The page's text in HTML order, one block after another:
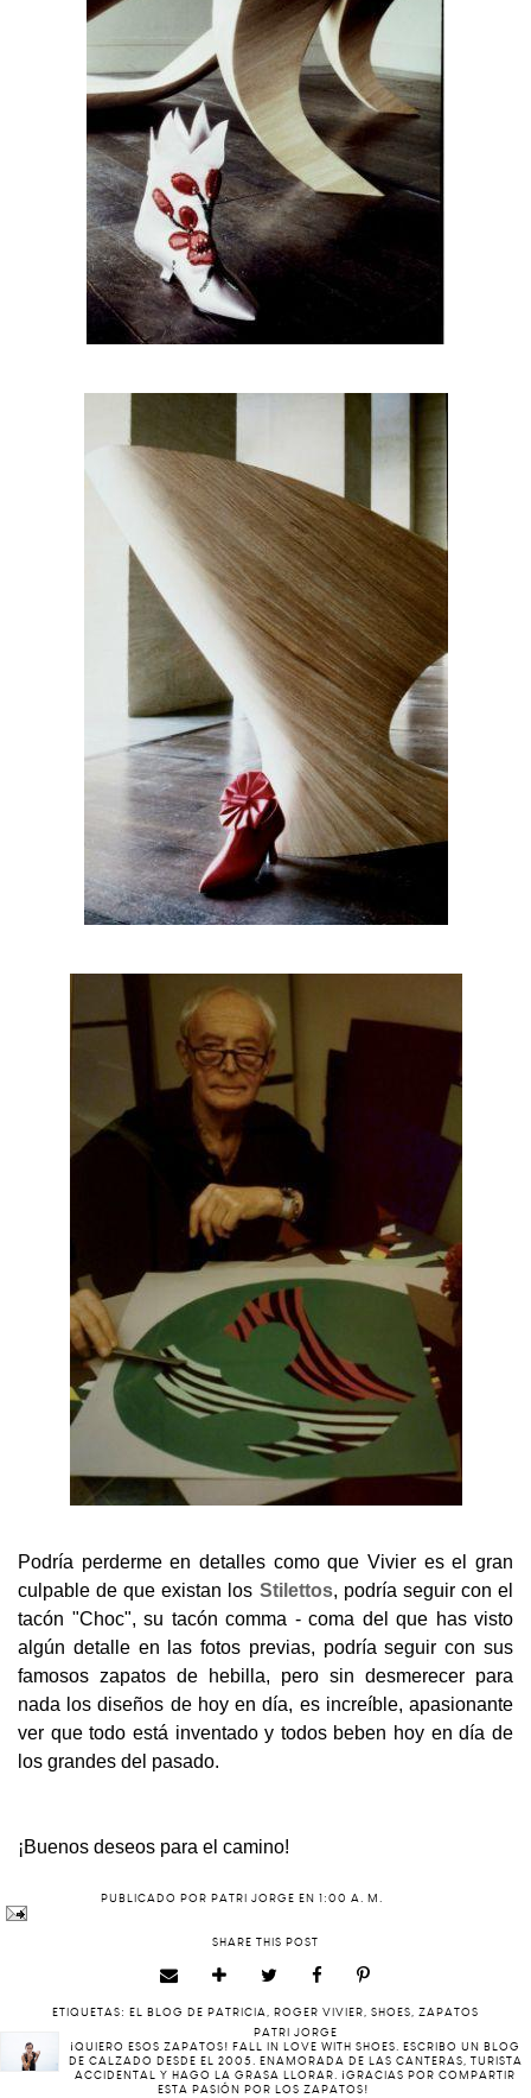
Podría perderme en detalles como que Vivier es el gran
culpable de que existan los Stilettos, podría seguir con el
tacón "Choc", su tacón comma - coma del que has visto
algún detalle en las fotos previas, podría seguir con sus
famosos zapatos de hebilla, pero sin desmerecer para
nada los diseños de hoy en día, es increíble, apasionante
ver que todo está inventado y todos beben hoy en día de
los grandes del pasado.
¡Buenos deseos para el camino!
PUBLICADO POR PATRI JORGE EN 1:00 A. M.
SHARE THIS POST
ETIQUETAS: EL BLOG DE PATRICIA, ROGER VIVIER, SHOES, ZAPATOS
PATRI JORGE
¡QUIERO ESOS ZAPATOS! FALL IN LOVE WITH SHOES. ESCRIBO UN BLOG
DE CALZADO DESDE EL 2005. ENAMORADA DE LAS CANTERAS, TURISTA
ACCIDENTAL Y HAGO LA GRASA LLORAR. ¡GRACIAS POR COMPARTIR
ESTA PASIÓN POR LOS ZAPATOS!